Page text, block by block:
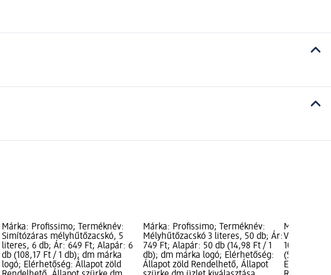
Márka: Profissimo; Terméknév:
Simítózáras mélyhűtőzacskó, 5
literes, 6 db; Ár: 649 Ft; Alapár: 6
db (108,17 Ft / 1 db); dm márka
logó; Elérhetőség: Állapot zöld
Márka: Profissimo; Terméknév:
Mélyhűtőzacskó 3 literes, 50 db; Ár:
749 Ft; Alapár: 50 db (14,98 Ft / 1
db); dm márka logó; Elérhetőség:
Állapot zöld Rendelhető, Állapot
Márka:
10 db; Ár:
(59,90 Ft /